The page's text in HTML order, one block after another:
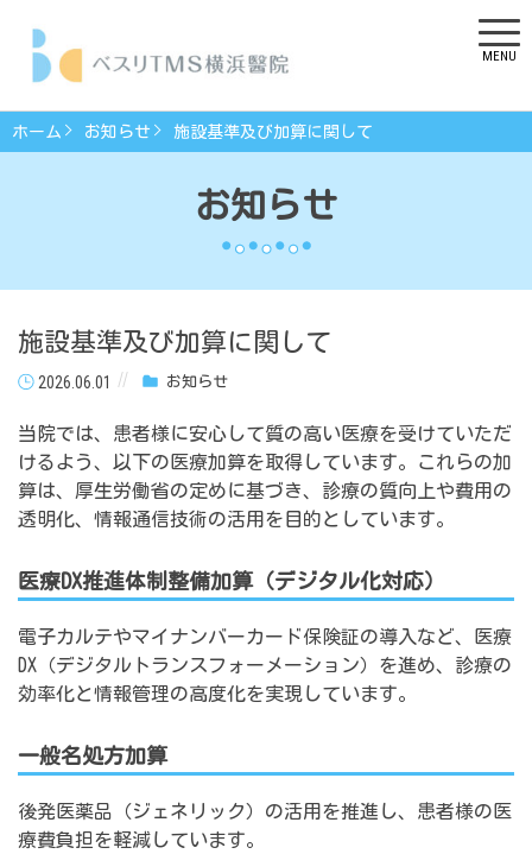
MENU
お知らせ
ホーム お知らせ 施設基準及び加算に関して
施設基準及び加算に関して
2026.06.01 お知らせ
当院では、患者様に安心して質の高い医療を受けていただ
けるよう、以下の医療加算を取得しています。これらの加
算は、厚生労働省の定めに基づき、診療の質向上や費用の
透明化、情報通信技術の活用を目的としています。
医療DX推進体制整備加算（デジタル化対応）
電子カルテやマイナンバーカード保険証の導入など、医療
DX（デジタルトランスフォーメーション）を進め、診療の
効率化と情報管理の高度化を実現しています。
一般名処方加算
後発医薬品（ジェネリック）の活用を推進し、患者様の医
療費負担を軽減しています。